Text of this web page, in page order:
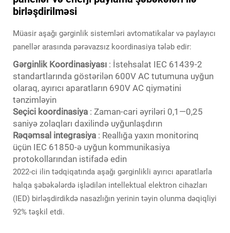
birləşdirilməsi
Müasir aşağı gərginlik sistemləri avtomatikalar və paylayıcı
panellər arasında pərəvazsız koordinasiya tələb edir:
Gərginlik Koordinasiyası : İstehsalat IEC 61439-2
standartlarında göstərilən 600V AC tutumuna uyğun
olaraq, ayırıcı aparatların 690V AC qiymətini
tənzimləyin
Seçici koordinasiya : Zaman-cari əyriləri 0,1—0,25
saniyə zolaqları daxilində uyğunlaşdırın
Rəqəmsal integrasiya : Reallığa yaxın monitorinq
üçün IEC 61850-ə uyğun kommunikasiya
protokollarından istifadə edin
2022-ci ilin tədqiqatında aşağı gərginlikli ayırıcı aparatlarla
halqa şəbəkələrdə işlədilən intellektual elektron cihazları
(IED) birləşdirdikdə nasazlığın yerinin təyin olunma dəqiqliyi
92% təşkil etdi.